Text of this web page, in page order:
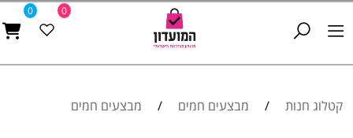
0 0
קטלוג חנות / מבצעים חמים / מבצעים חמים